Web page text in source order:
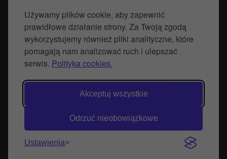
Używamy plików cookie, aby zapewnić
prawidłowe działanie strony. Za Twoją zgodą
wykorzystujemy również pliki analityczne, które
pomagają nam analizować ruch i ulepszać
serwis. Polityka cookies.
Akceptuj wszystkie
Odrzuć nieobowiązkowe
Ustawienia
Mazowieckie
Śląskie
© Wytwórnia Zieleni 2026
Polityka prywatności
Polityka Cookies
Strona stworzona przez Naprawimyfirme.pl